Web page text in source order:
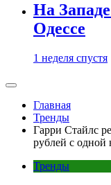
На
Одессе
1 неделя спустя
Главная
Тренды
Гарри Стайлс
рублей с одной
Тренды